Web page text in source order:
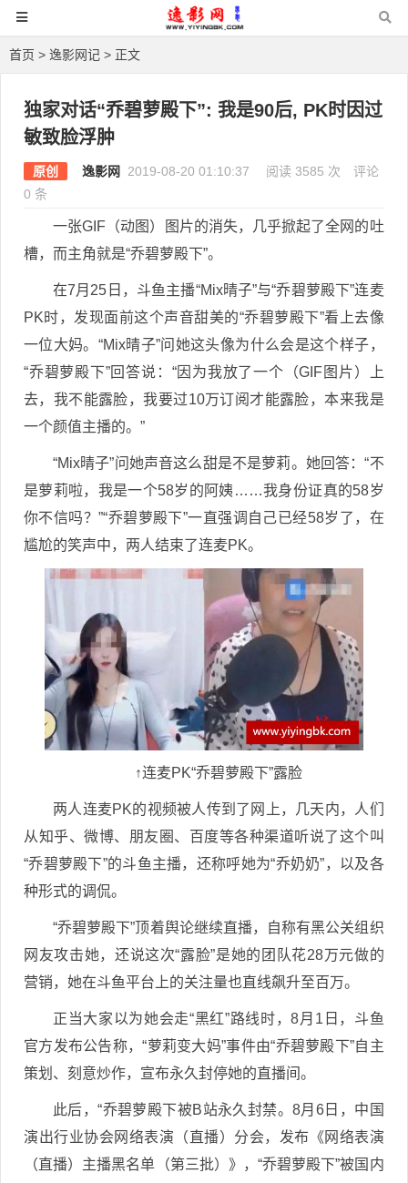
首页 > 逸影网记 > 正文
独家对话“乔碧萝殿下”: 我是90后, PK时因过
敏致脸浮肿
原创 逸影网 2019-08-20 01:10:37 阅读 3585 次
评论
0 条
一张GIF（动图）图片的消失，几乎掀起了全网的吐
槽，而主角就是“乔碧萝殿下”。
在7月25日，斗鱼主播“Mix晴子”与“乔碧萝殿下”连麦
PK时，发现面前这个声音甜美的“乔碧萝殿下”看上去像
一位大妈。“Mix晴子”问她这头像为什么会是这个样子，
“乔碧萝殿下”回答说：“因为我放了一个（GIF图片）上
去，我不能露脸，我要过10万订阅才能露脸，本来我是
一个颜值主播的。”
“Mix晴子”问她声音这么甜是不是萝莉。她回答：“不
是萝莉啦，我是一个58岁的阿姨……我身份证真的58岁
你不信吗？”“乔碧萝殿下”一直强调自己已经58岁了，在
尴尬的笑声中，两人结束了连麦PK。
↑连麦PK“乔碧萝殿下”露脸
两人连麦PK的视频被人传到了网上，几天内，人们
从知乎、微博、朋友圈、百度等各种渠道听说了这个叫
“乔碧萝殿下”的斗鱼主播，还称呼她为“乔奶奶”，以及各
种形式的调侃。
“乔碧萝殿下”顶着舆论继续直播，自称有黑公关组织
网友攻击她，还说这次“露脸”是她的团队花28万元做的
营销，她在斗鱼平台上的关注量也直线飙升至百万。
正当大家以为她会走“黑红”路线时，8月1日，斗鱼
官方发布公告称，“萝莉变大妈”事件由“乔碧萝殿下”自主
策划、刻意炒作，宣布永久封停她的直播间。
此后，“乔碧萝殿下被B站永久封禁。8月6日，中国
演出行业协会网络表演（直播）分会，发布《网络表演
（直播）主播黑名单（第三批）》，“乔碧萝殿下”被国内